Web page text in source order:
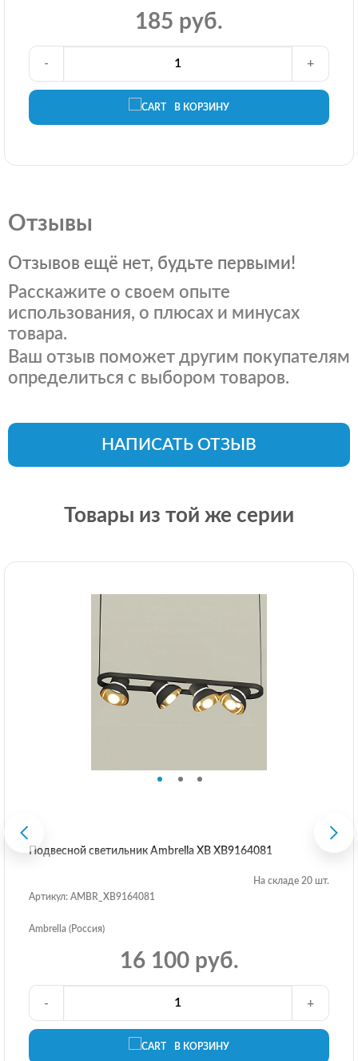
185 руб.
В КОРЗИНУ
- +
Отзывы
Отзывов ещё нет, будьте первыми!
Расскажите о своем опыте
использования, о плюсах и минусах
товара.
Ваш отзыв поможет другим покупателям
определиться с выбором товаров.
НАПИСАТЬ ОТЗЫВ
Товары из той же серии
Подвесной светильник Ambrella XB XB9164081
На складе 20 шт.
Артикул: AMBR_XB9164081
Ambrella (Россия)
16 100 руб.
В КОРЗИНУ
- +